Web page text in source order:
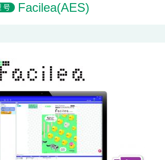
号 Facilea(AES)